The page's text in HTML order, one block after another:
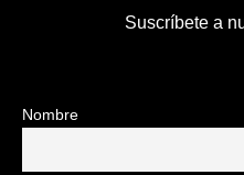
Suscríbete a
Nombre